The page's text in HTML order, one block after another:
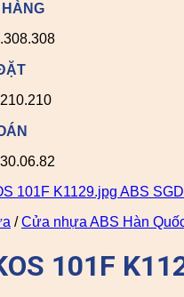
/ Cửa nhựa ABS Hàn
101F